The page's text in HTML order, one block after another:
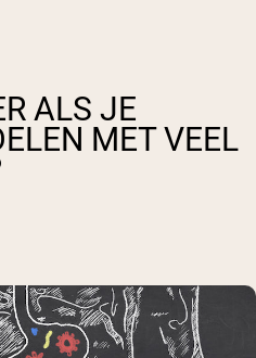
ALS JE
MET VEEL